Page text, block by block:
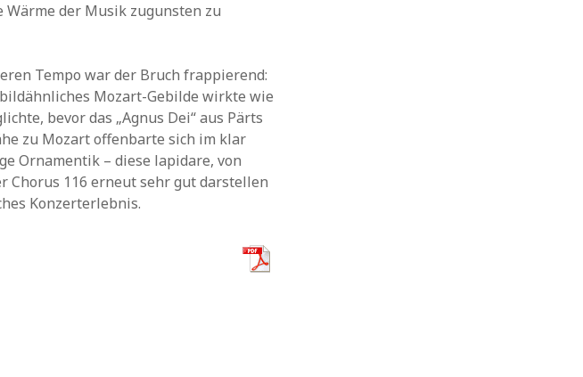
der Musik zugunsten zu
Tempo war der Bruch frappierend:
Mozart-Gebilde wirkte wie
bevor das „Agnus Dei“ aus Pärts
zu Mozart offenbarte sich im klar
Ornamentik – diese lapidare, von
Chorus 116 erneut sehr gut darstellen
Konzerterlebnis.